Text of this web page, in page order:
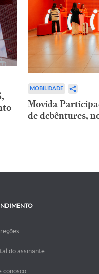
MOBILIDADE
Movida
de debêntures,
do assinante
conosco